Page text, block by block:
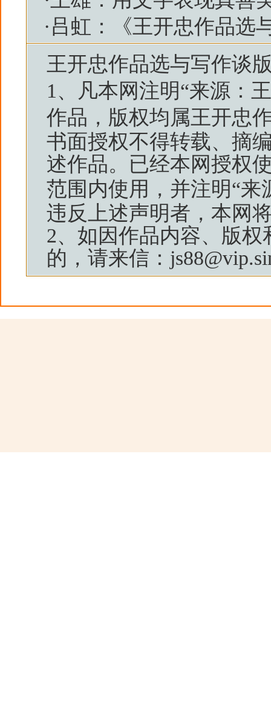
·吕虹：《王开忠作品选
王开忠作品选与写作谈
1、凡本网注明“来源：
作品，版权均属王开忠
书面授权不得转载、摘
述作品。已经本网授权
范围内使用，并注明“来
违反上述声明者，本网
2、如因作品内容、版
的，请来信：